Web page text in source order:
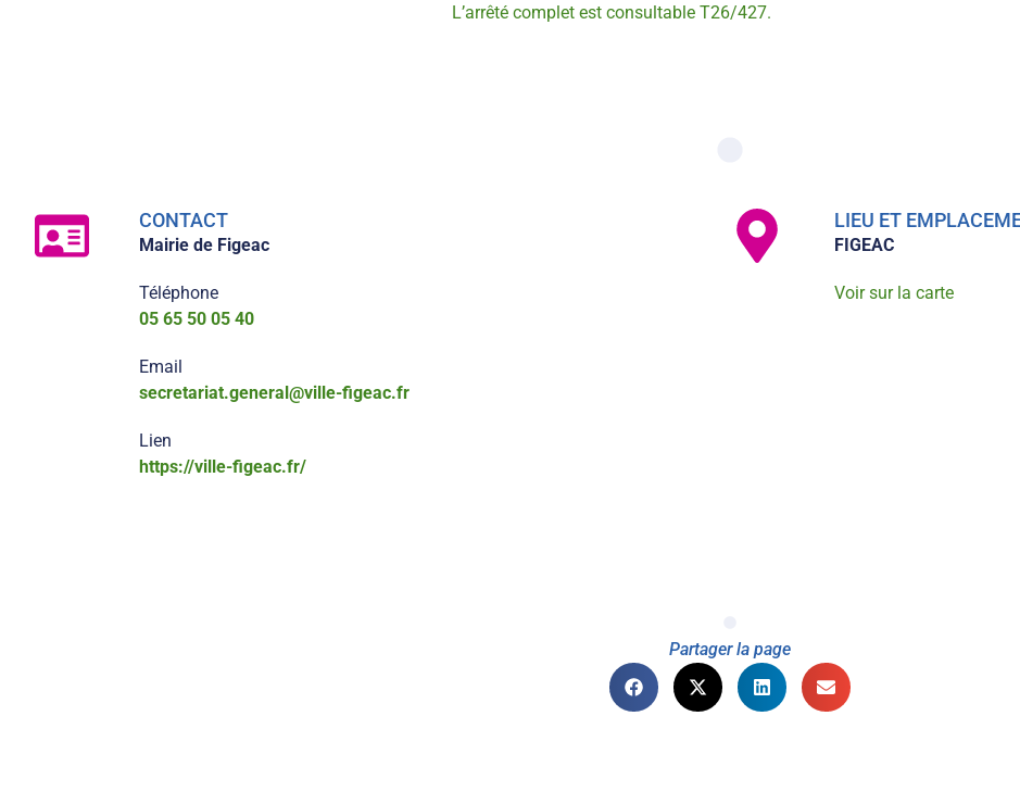
L’arrêté complet est consultable T26/427.
CONTACT
Mairie de Figeac
Téléphone
05 65 50 05 40
Email
secretariat.general@ville-figeac.fr
Lien
https://ville-figeac.fr/
LIEU ET
FIGEAC
Voir sur la carte
Partager la page